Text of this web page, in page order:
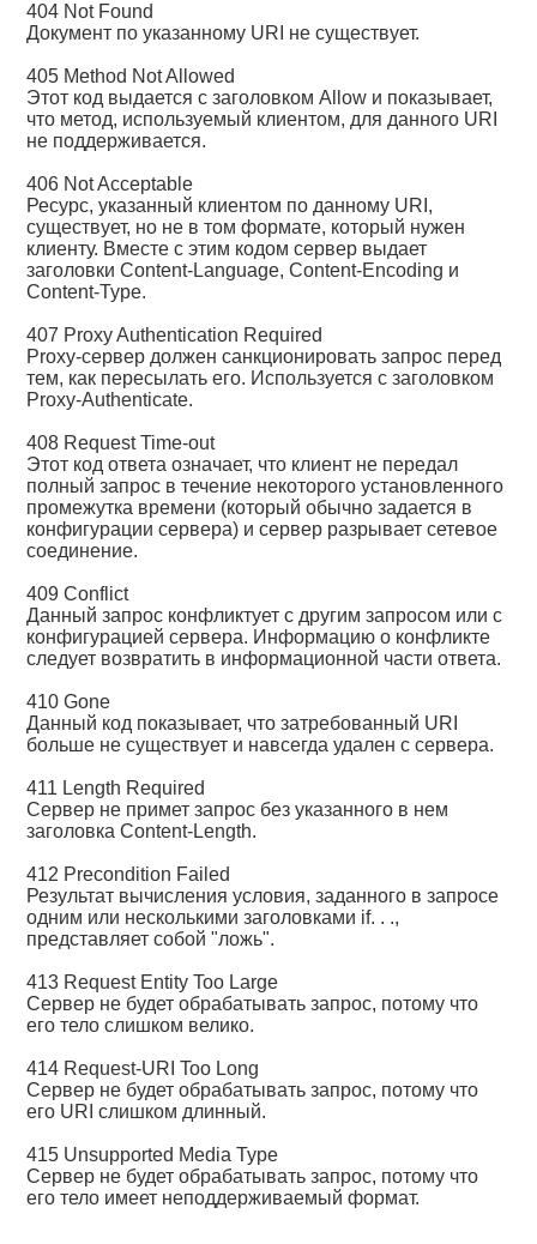
404 Not Found
Документ по указанному URI не существует.
405 Method Not Allowed
Этот код выдается с заголовком Allow и показывает,
что метод, используемый клиентом, для данного URI
не поддерживается.
406 Not Acceptable
Ресурс, указанный клиентом по данному URI,
существует, но не в том формате, который нужен
клиенту. Вместе с этим кодом сервер выдает
заголовки Content-Language, Content-Encoding и
Content-Type.
407 Proxy Authentication Required
Proxy-сервер должен санкционировать запрос перед
тем, как пересылать его. Используется с заголовком
Proxy-Authenticate.
408 Request Time-out
Этот код ответа означает, что клиент не передал
полный запрос в течение некоторого установленного
промежутка времени (который обычно задается в
конфигурации сервера) и сервер разрывает сетевое
соединение.
409 Conflict
Данный запрос конфликтует с другим запросом или с
конфигурацией сервера. Информацию о конфликте
следует возвратить в информационной части ответа.
410 Gone
Данный код показывает, что затребованный URI
больше не существует и навсегда удален с сервера.
411 Length Required
Сервер не примет запрос без указанного в нем
заголовка Content-Length.
412 Precondition Failed
Результат вычисления условия, заданного в запросе
одним или несколькими заголовками if. . .,
представляет собой "ложь".
413 Request Entity Too Large
Сервер не будет обрабатывать запрос, потому что
его тело слишком велико.
414 Request-URI Too Long
Сервер не будет обрабатывать запрос, потому что
его URI слишком длинный.
415 Unsupported Media Type
Сервер не будет обрабатывать запрос, потому что
его тело имеет неподдерживаемый формат.